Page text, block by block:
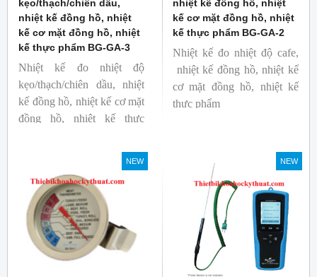
kẹo/thạch/chiên dầu,
nhiệt kế đồng hồ, nhiệt
kế cơ mặt đồng hồ, nhiệt
kế thực phẩm BG-GA-3
Nhiệt kế đo nhiệt độ
kẹo/thạch/chiên dầu, nhiệt
kế đồng hồ, nhiệt kế cơ mặt
đồng hồ, nhiệt kế thực
Thương hiệu: Blue Gizmo
nhiệt kế đồng hồ, nhiệt
kế cơ mặt đồng hồ, nhiệt
kế thực phẩm BG-GA-2
Nhiệt kế đo nhiệt độ cafe,
nhiệt kế đồng hồ, nhiệt kế
cơ mặt đồng hồ, nhiệt kế
thực phẩm
NEW NEW